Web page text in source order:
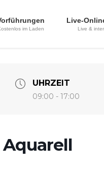
im Laden
Live-
Live &
UHRZEIT
09:00 - 17:00